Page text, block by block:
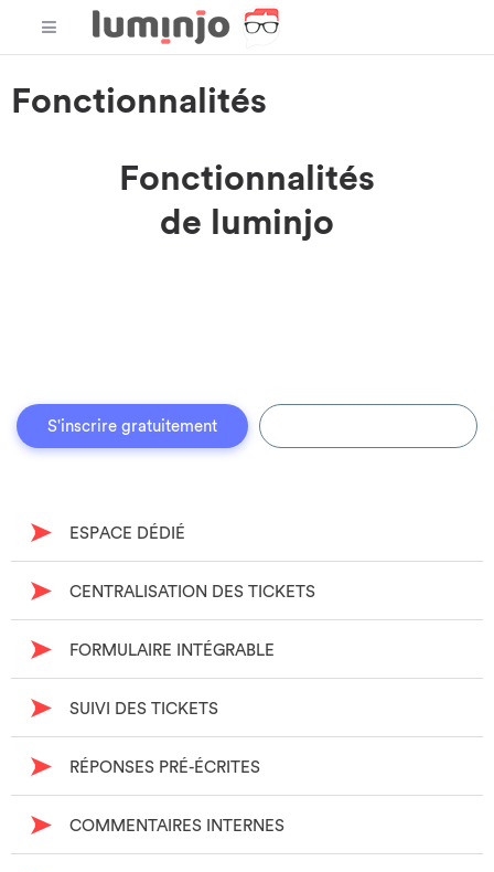
Fonctionnalités
Fonctionnalités
de luminjo
S'inscrire gratuitement
ESPACE DÉDIÉ
CENTRALISATION DES TICKETS
FORMULAIRE INTÉGRABLE
SUIVI DES TICKETS
RÉPONSES PRÉ-ÉCRITES
COMMENTAIRES INTERNES